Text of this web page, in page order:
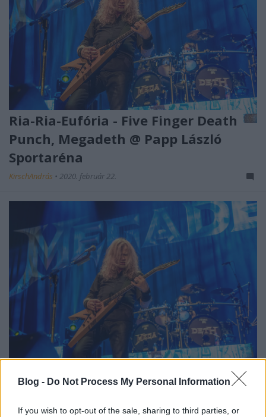
Blog - Do Not Process My Personal Information
If you wish to opt-out of the sale, sharing to third parties, or
Ria-Ria-Eufória - Five Finger Death
Punch, Megadeth @ Papp László
Sportaréna
KirschAndrás • 2020. február 22.